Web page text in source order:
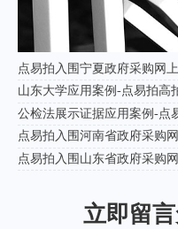
点易拍入围宁夏政府采购网
山东大学应用案例-点易拍高
公检法展示证据应用案例-点
点易拍入围河南省政府采购
点易拍入围山东省政府采购
立即留